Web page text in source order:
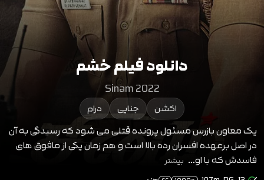
دانلود فیلم خشم
Sinam 2022
اکشن جنایی درام
یک معاون بازرس مسئول پرونده قتلی می شود که رسیدگی به آن
در اصل برعهده افسران رده بالا است و هم زمان یکی از مافوق های
فاسدش که با او… بیشتر